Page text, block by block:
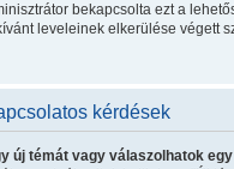
bekapcsolta ezt a
leveleinek elkerülése végett
kérdések
új témát vagy válaszolhatok